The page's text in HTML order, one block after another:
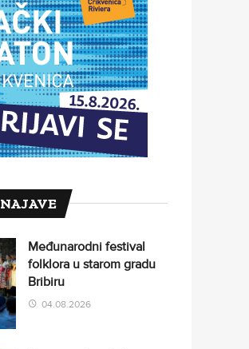
NAJAVE
Međunarodni festival
folklora u starom gradu
Bribiru
04.08.2026